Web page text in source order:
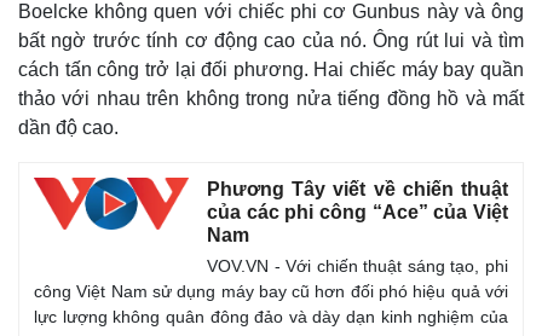
Khởi nghiệp
Giá vàng
Tiêu dùng
Tỷ giá
Boelcke không quen với chiếc phi cơ Gunbus này và ông
bất ngờ trước tính cơ động cao của nó. Ông rút lui và tìm
cách tấn công trở lại đối phương. Hai chiếc máy bay quần
thảo với nhau trên không trong nửa tiếng đồng hồ và mất
dần độ cao.
Phương Tây viết về chiến thuật
của các phi công “Ace” của Việt
Nam
VOV.VN - Với chiến thuật sáng tạo, phi
công Việt Nam sử dụng máy bay cũ hơn đối phó hiệu quả với
lực lượng không quân đông đảo và dày dạn kinh nghiệm của